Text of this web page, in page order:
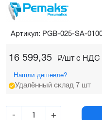
16 599,35 ₽/шт c НДС
Нашли дешевле?
Удалённый склад 7 шт
- +
Артикул: PGB-025-SA-